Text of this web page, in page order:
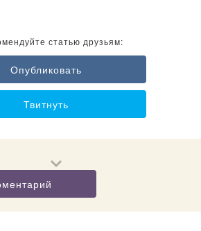
статью друзьям:
Опубликовать
Твитнуть